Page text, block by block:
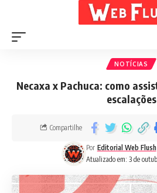
NOTÍCIAS
Necaxa x Pachuca: como
escalações
Atualizado em: 3 de
Por Editorial Web Flush
Compartilhe